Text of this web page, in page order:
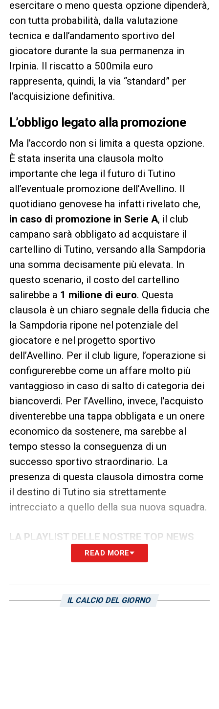
esercitare o meno questa opzione dipenderà,
con tutta probabilità, dalla valutazione
tecnica e dall’andamento sportivo del
giocatore durante la sua permanenza in
Irpinia. Il riscatto a 500mila euro
rappresenta, quindi, la via “standard” per
l’acquisizione definitiva.
L’obbligo legato alla promozione
Ma l’accordo non si limita a questa opzione.
È stata inserita una clausola molto
importante che lega il futuro di Tutino
all’eventuale promozione dell’Avellino. Il
quotidiano genovese ha infatti rivelato che,
in caso di promozione in Serie A, il club
campano sarà obbligato ad acquistare il
cartellino di Tutino, versando alla Sampdoria
una somma decisamente più elevata. In
questo scenario, il costo del cartellino
salirebbe a 1 milione di euro. Questa
clausola è un chiaro segnale della fiducia che
la Sampdoria ripone nel potenziale del
giocatore e nel progetto sportivo
dell’Avellino. Per il club ligure, l’operazione si
configurerebbe come un affare molto più
vantaggioso in caso di salto di categoria dei
biancoverdi. Per l’Avellino, invece, l’acquisto
diventerebbe una tappa obbligata e un onere
economico da sostenere, ma sarebbe al
tempo stesso la conseguenza di un
successo sportivo straordinario. La
presenza di questa clausola dimostra come
il destino di Tutino sia strettamente
intrecciato a quello della sua nuova squadra.
LA PLAYLIST DELLE NOSTRE TOP NEWS
READ MORE
IL CALCIO DEL GIORNO